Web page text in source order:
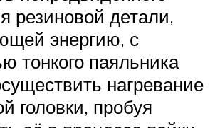
резиновой детали,
энергию, с
тонкого паяльника
нагревание
головки, пробуя